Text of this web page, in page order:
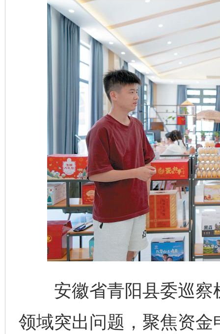
安徽省青阳县委巡察
领域突出问题，聚焦资